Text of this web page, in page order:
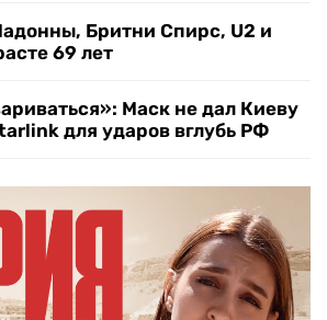
Бритни Спирс, U2 и
69 лет
Маск не дал Киеву
для ударов вглубь РФ